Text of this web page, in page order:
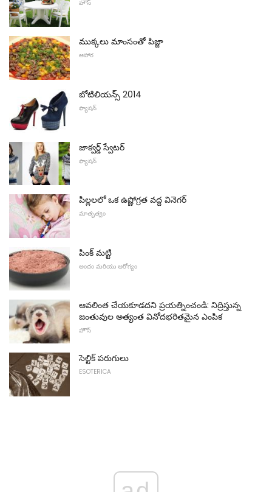
హౌస్
ముక్కలు మాంసంతో పిజ్జా
ఆహార
బోటిలియన్స్ 2014
ఫ్యాషన్
జాక్వర్డ్ స్వేటర్
ఫ్యాషన్
పిల్లలలో ఒక ఉష్ణోగ్రత వద్ద వినెగర్
మాతృత్వం
పింక్ మట్టి
అందం మరియు ఆరోగ్యం
ఆవలింత చేయకూడదని ప్రయత్నించండి: నిద్రిస్తున్న
జంతువుల అత్యంత వినోదభరితమైన ఎంపిక
హౌస్
సెల్టిక్ పరుగులు
ESOTERICA